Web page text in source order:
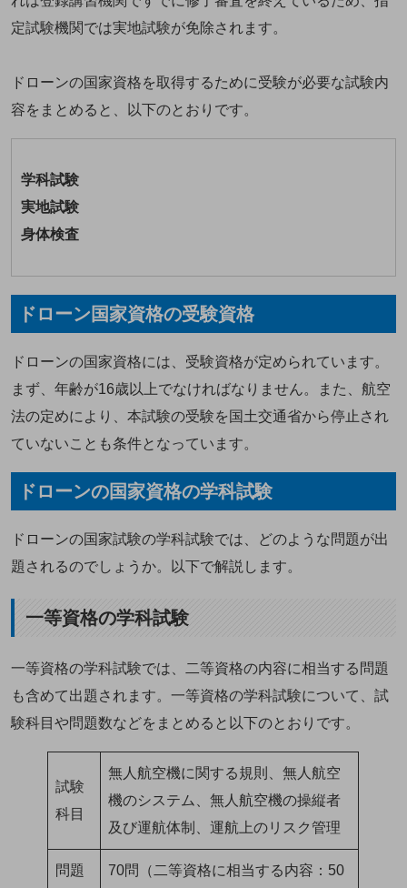
定試験機関では実地試験が免除されます。
ドローンの国家資格を取得するために受験が必要な試験内
容をまとめると、以下のとおりです。
学科試験
実地試験
身体検査
ドローン国家資格の受験資格
ドローンの国家資格には、受験資格が定められています。
まず、年齢が16歳以上でなければなりません。また、航空
法の定めにより、本試験の受験を国土交通省から停止され
ていないことも条件となっています。
ドローンの国家資格の学科試験
ドローンの国家試験の学科試験では、どのような問題が出
題されるのでしょうか。以下で解説します。
一等資格の学科試験
一等資格の学科試験では、二等資格の内容に相当する問題
も含めて出題されます。一等資格の学科試験について、試
験科目や問題数などをまとめると以下のとおりです。
試験
科目
無人航空機に関する規則、無人航空
機のシステム、無人航空機の操縦者
及び運航体制、運航上のリスク管理
問題
70問（二等資格に相当する内容：50